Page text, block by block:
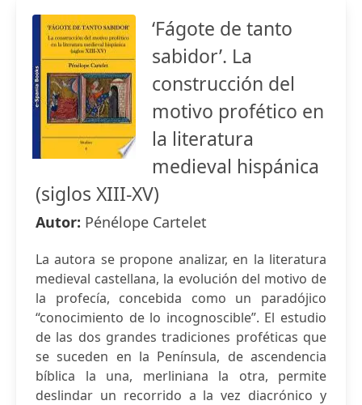
‘Fágote de tanto
sabidor’. La
construcción del
motivo profético en
la literatura
medieval hispánica
(siglos XIII-XV)
Autor: Pénélope Cartelet
La autora se propone analizar, en la literatura
medieval castellana, la evolución del motivo de
la profecía, concebida como un paradójico
“conocimiento de lo incognoscible”. El estudio
de las dos grandes tradiciones proféticas que
se suceden en la Península, de ascendencia
bíblica la una, merliniana la otra, permite
deslindar un recorrido a la vez diacrónico y